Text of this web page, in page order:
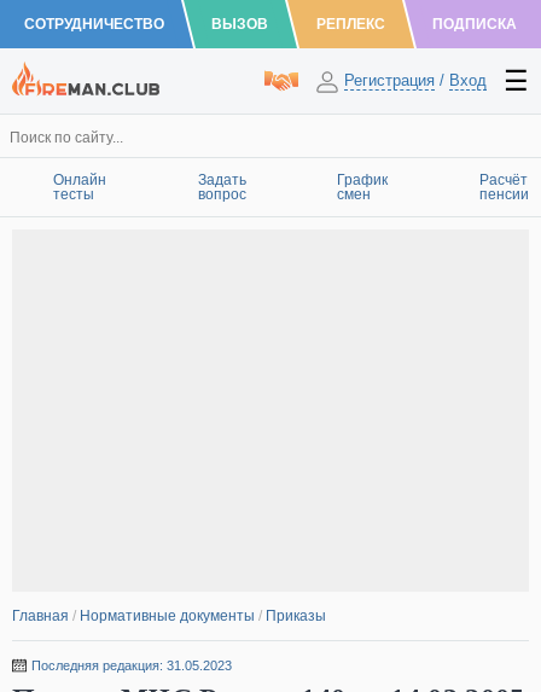
СОТРУДНИЧЕСТВО ВЫЗОВ РЕПЛЕКС ПОДПИСКА
Регистрация / Вход
Онлайн
тесты
Задать
вопрос
График
смен
Расчёт
пенсии
Главная / Нормативные документы / Приказы
Последняя редакция: 31.05.2023